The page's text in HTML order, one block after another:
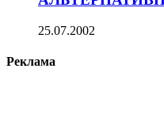
25.07.2002
Реклама